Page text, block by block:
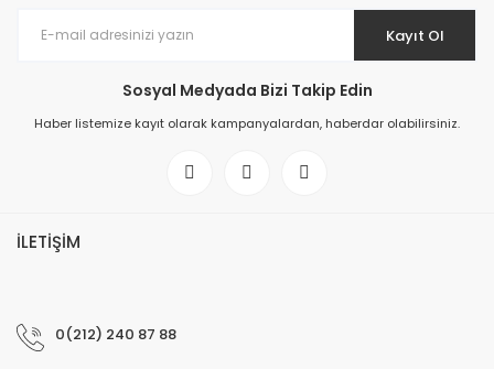
Kayıt Ol
Sosyal Medyada Bizi Takip Edin
Haber listemize kayıt olarak kampanyalardan, haberdar olabilirsiniz.
İLETİŞİM
0(212) 240 87 88